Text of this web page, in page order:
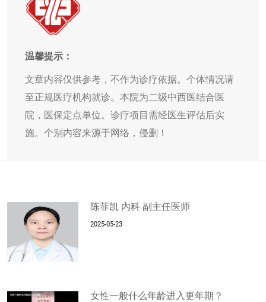
温馨提示：
文章内容仅供参考，不作为诊疗依据。个体情况请
至正规医疗机构就诊。本院为二级中西医结合医
院，医保定点单位。诊疗项目需经医生评估后实
施。个别内容来源于网络，侵删！
陈菲凯 内科 副主任医师
2025-05-23
女性一般什么年龄进入更年期？